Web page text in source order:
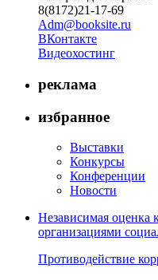
8(8172)21-17-69
Adm@booksite.ru
ВКонтакте
Видеохостинг
реклама
избранное
Выставки
Конкурсы
Конференции
Новости
Независимая оценка
организациями
Противодействие